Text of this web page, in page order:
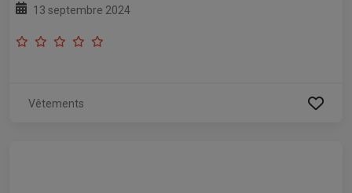
13 septembre 2024
Vêtements